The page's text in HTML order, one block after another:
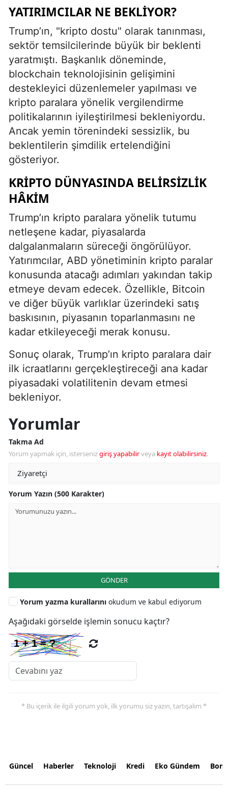
YATIRIMCILAR NE BEKLIYOR?
Trump’ın, "kripto dostu" olarak tanınması,
sektör temsilcilerinde büyük bir beklenti
yaratmıştı. Başkanlık döneminde,
blockchain teknolojisinin gelişimini
destekleyici düzenlemeler yapılması ve
kripto paralara yönelik vergilendirme
politikalarının iyileştirilmesi bekleniyordu.
Ancak yemin törenindeki sessizlik, bu
beklentilerin şimdilik ertelendiğini
gösteriyor.
KRIPTO DÜNYASINDA BELIRSIZLIK
HÂKIM
Trump’ın kripto paralara yönelik tutumu
netleşene kadar, piyasalarda
dalgalanmaların süreceği öngörülüyor.
Yatırımcılar, ABD yönetiminin kripto paralar
konusunda atacağı adımları yakından takip
etmeye devam edecek. Özellikle, Bitcoin
ve diğer büyük varlıklar üzerindeki satış
baskısının, piyasanın toparlanmasını ne
kadar etkileyeceği merak konusu.
Sonuç olarak, Trump’ın kripto paralara dair
ilk icraatlarını gerçekleştireceği ana kadar
piyasadaki volatilitenin devam etmesi
bekleniyor.
Yorumlar
Takma Ad
Yorum yapmak için, istersenizgiriş yapabilirveya kayıt olabilirsiniz.
Yorum Yazın (500 Karakter)
GÖNDER
Yorum yazma kurallarını okudum ve kabul ediyorum
Aşağıdaki görselde işlemin sonucu kaçtır?
* Bu içerik ile ilgili yorum yok, ilk yorumu siz yazın, tartışalım *
Güncel Haberler Teknoloji Kredi Eko Gündem